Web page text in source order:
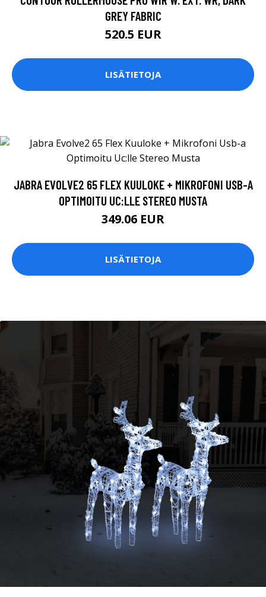
GREY FABRIC
520.5 EUR
LISÄTIETOJA
JABRA EVOLVE2 65 FLEX KUULOKE + MIKROFONI USB-A
OPTIMOITU UC:LLE STEREO MUSTA
349.06 EUR
LISÄTIETOJA